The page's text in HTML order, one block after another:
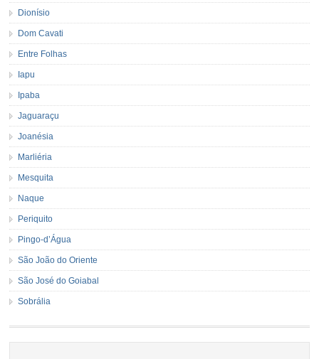
Dionísio
Dom Cavati
Entre Folhas
Iapu
Ipaba
Jaguaraçu
Joanésia
Marliéria
Mesquita
Naque
Periquito
Pingo-d’Água
São João do Oriente
São José do Goiabal
Sobrália